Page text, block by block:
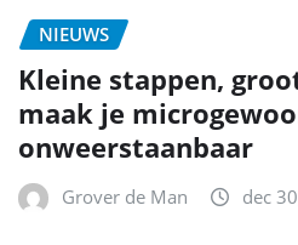
NIEUWS
Kleine stappen,
maak je
onweerstaanbaar
Grover de Man dec